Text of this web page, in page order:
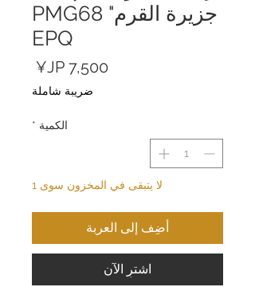
جزيرة القرم" PMG68
EPQ
ضريبة شاملة
الكمية *
لا يتبقى في المخزون سوى 1
أضِف إلى العربة
اشترِ الآن